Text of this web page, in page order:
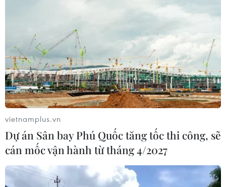
vietnamplus.vn
Dự án Sân bay Phú Quốc tăng tốc thi công, sẽ
cán mốc vận hành từ tháng 4/2027